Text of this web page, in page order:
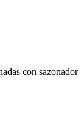
con sazonador